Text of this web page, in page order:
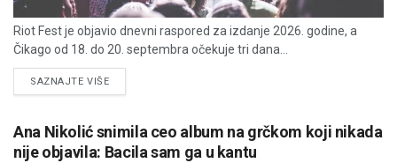
Riot Fest je objavio dnevni raspored za izdanje 2026. godine, a
Čikago od 18. do 20. septembra očekuje tri dana...
SAZNAJTE VIŠEDETAILS
Ana Nikolić snimila ceo album na grčkom koji nikada
nije objavila: Bacila sam ga u kantu